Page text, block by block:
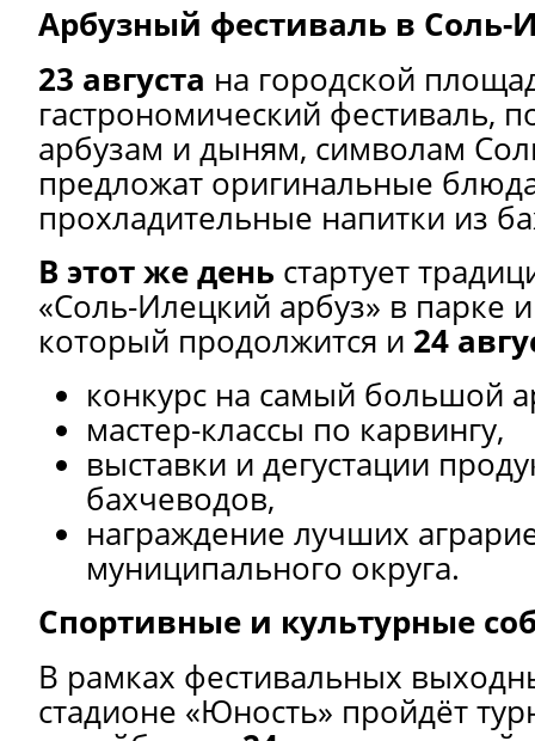
Арбузный фестиваль в Соль-
23 августа на городской
гастрономический фестиваль,
арбузам и дыням, символам
предложат оригинальные
прохладительные напитки из
В этот же день стартует
«Соль-Илецкий арбуз» в парке
который продолжится и 24
конкурс на самый большой
мастер-классы по карвингу,
выставки и дегустации
бахчеводов,
награждение лучших
муниципального округа.
Спортивные и культурные
В рамках фестивальных
стадионе «Юность» пройдёт